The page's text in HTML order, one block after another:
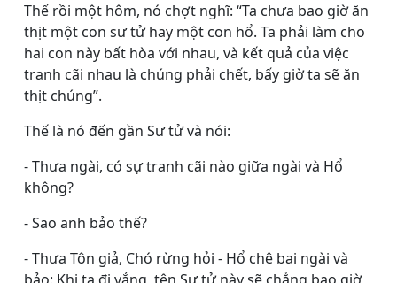
Thế rồi một hôm, nó chợt nghĩ: “Ta chưa bao giờ ăn
thịt một con sư tử hay một con hổ. Ta phải làm cho
hai con này bất hòa với nhau, và kết quả của việc
tranh cãi nhau là chúng phải chết, bấy giờ ta sẽ ăn
thịt chúng”.
Thế là nó đến gần Sư tử và nói:
- Thưa ngài, có sự tranh cãi nào giữa ngài và Hổ
không?
- Sao anh bảo thế?
- Thưa Tôn giả, Chó rừng hỏi - Hổ chê bai ngài và